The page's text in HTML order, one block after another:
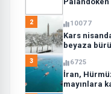
2 10077
Kars
beyaza
3 6725
İran,
mayınlara